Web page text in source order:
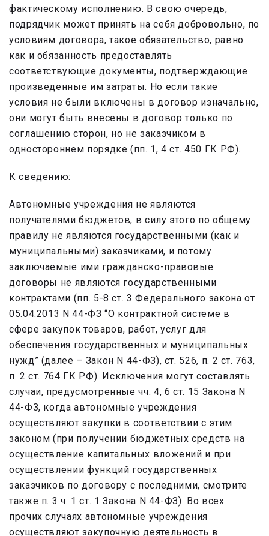
фактическому исполнению. В свою очередь,
подрядчик может принять на себя добровольно, по
условиям договора, такое обязательство, равно
как и обязанность предоставлять
соответствующие документы, подтверждающие
произведенные им затраты. Но если такие
условия не были включены в договор изначально,
они могут быть внесены в договор только по
соглашению сторон, но не заказчиком в
одностороннем порядке (пп. 1, 4 ст. 450 ГК РФ).
К сведению:
Автономные учреждения не являются
получателями бюджетов, в силу этого по общему
правилу не являются государственными (как и
муниципальными) заказчиками, и потому
заключаемые ими гражданско-правовые
договоры не являются государственными
контрактами (пп. 5-8 ст. 3 Федерального закона от
05.04.2013 N 44-ФЗ “О контрактной системе в
сфере закупок товаров, работ, услуг для
обеспечения государственных и муниципальных
нужд” (далее – Закон N 44-ФЗ), ст. 526, п. 2 ст. 763,
п. 2 ст. 764 ГК РФ). Исключения могут составлять
случаи, предусмотренные чч. 4, 6 ст. 15 Закона N
44-ФЗ, когда автономные учреждения
осуществляют закупки в соответствии с этим
законом (при получении бюджетных средств на
осуществление капитальных вложений и при
осуществлении функций государственных
заказчиков по договору с последними, смотрите
также п. 3 ч. 1 ст. 1 Закона N 44-ФЗ). Во всех
прочих случаях автономные учреждения
осуществляют закупочную деятельность в